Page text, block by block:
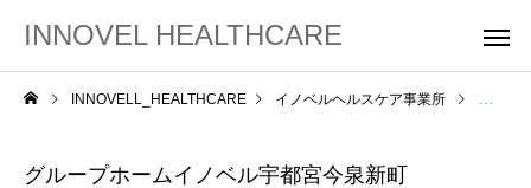
INNOVEL HEALTHCARE
INNOVELL_HEALTHCARE イノベルヘルスケア事業所 グルー
グループホームイノベル宇都宮今泉新町